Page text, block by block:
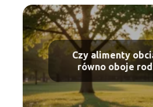
Czy alimenty
równo oboje